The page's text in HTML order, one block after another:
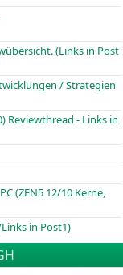
(Links in Post
/ Strategien
Reviewthread - Links in
(ZEN5 12/10 Kerne,
in Post1)